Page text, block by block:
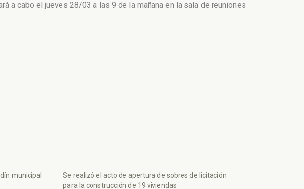
a cabo el jueves 28/03 a las 9 de la mañana en la sala de reuniones
municipal
Se realizó el acto de apertura de sobres de licitación
para la construcción de 19 viviendas